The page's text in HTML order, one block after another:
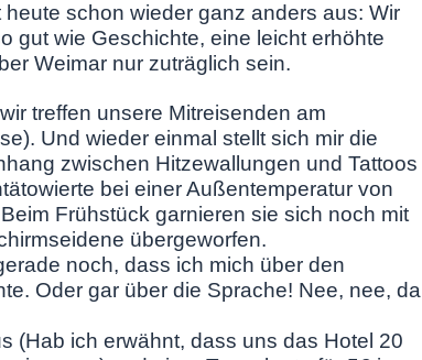
schon wieder ganz anders aus: Wir
gut wie Geschichte, eine leicht erhöhte
Weimar nur zuträglich sein.
treffen unsere Mitreisenden am
Und wieder einmal stellt sich mir die
zwischen Hitzewallungen und Tattoos
bei einer Außentemperatur von
Frühstück garnieren sie sich noch mit
übergeworfen.
noch, dass ich mich über den
Oder gar über die Sprache! Nee, nee, da
(Hab ich erwähnt, dass uns das Hotel 20